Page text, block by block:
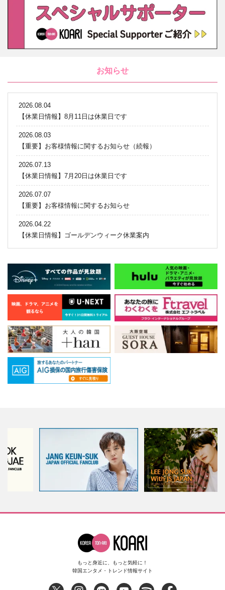
お知らせ
2026.08.04
【休業日情報】8月11日は休業日です
2026.08.03
【重要】お客様情報に関するお知らせ（続報）
2026.07.13
【休業日情報】7月20日は休業日です
2026.07.07
【重要】お客様情報に関するお知らせ
2026.04.22
【休業日情報】ゴールデンウィーク休業案内
もっと身近に、もっと気軽に！
韓国エンタメ・トレンド情報サイト